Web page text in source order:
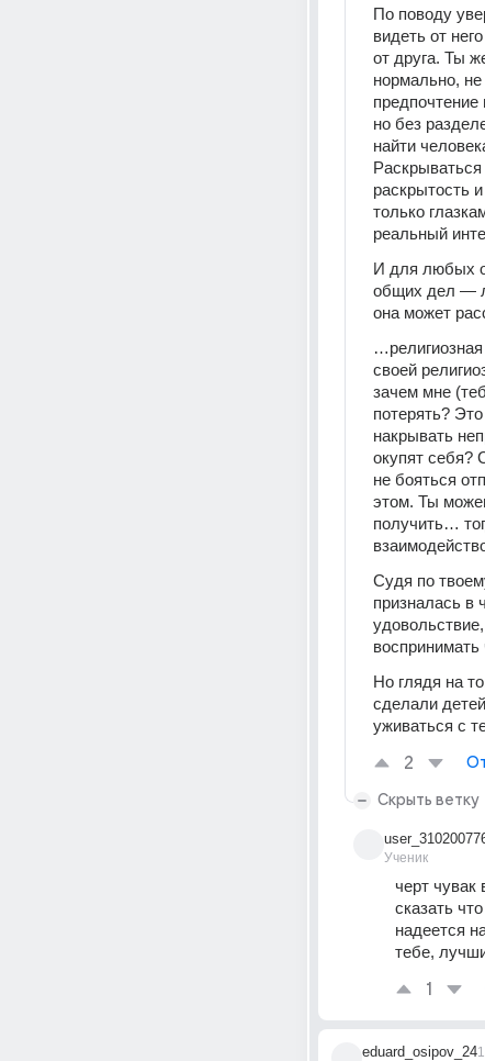
По поводу
видеть от
от друга. Ты
нормально,
но без
найти
раскрытость
только
реальный
И для любых
общих дел —
она может
своей
зачем мне
потерять?
накрывать
окупят себя?
не бояться
этом. Ты
получить…
Судя по
призналась в
Но глядя на
сделали
уживаться с
2
Скрыть ветку
Ученик
черт чувак
сказать
надеется
тебе,
1
eduard_osipov_24